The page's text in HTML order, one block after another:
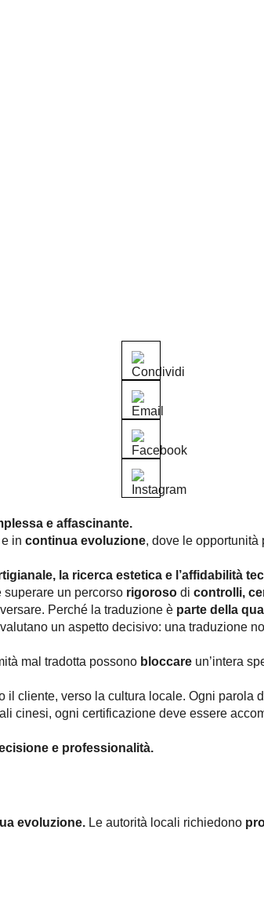
e affascinante.
e in continua evoluzione, dove le opportunità
la ricerca estetica e l’affidabilità
un percorso rigoroso di controlli,
Perché la traduzione è parte della
un aspetto decisivo: una traduzione
mal tradotta possono bloccare un’intera
il cliente, verso la cultura locale. Ogni parola
cinesi, ogni certificazione deve essere
e professionalità.
evoluzione. Le autorità locali richiedono